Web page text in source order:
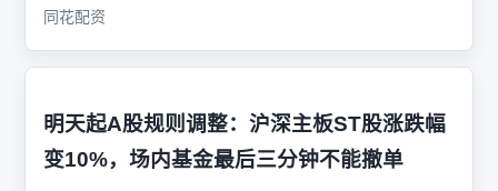
同花配资
明天起A股规则调整：沪深主板ST股涨跌幅
变10%，场内基金最后三分钟不能撤单